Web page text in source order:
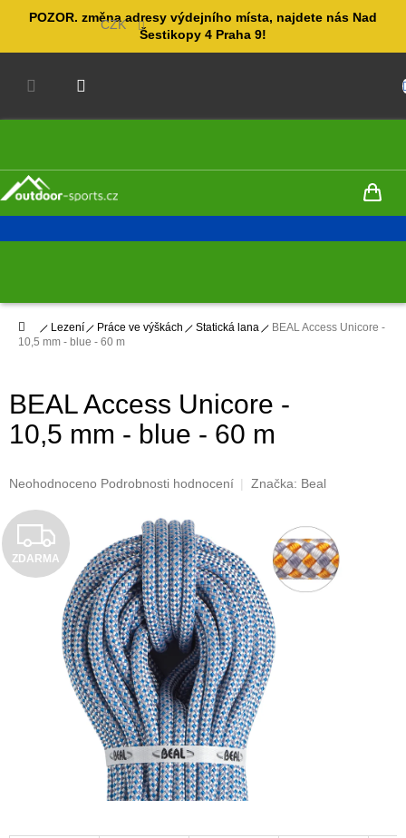
POZOR. změna adresy výdejního místa, najdete nás Nad
Šestikopy 4 Praha 9!
CZK
NÁKUPNÍ
KOŠÍK
Domů
Lezení Práce ve výškách Statická lana
BEAL Access Unicore -
10,5 mm - blue - 60 m
BEAL Access Unicore -
10,5 mm - blue - 60 m
Průměrné
produktu
0,0
z
hvězdiček.
Neohodnoceno Podrobnosti hodnocení Značka: Beal
Z
D
A
R
M
ZDARMA